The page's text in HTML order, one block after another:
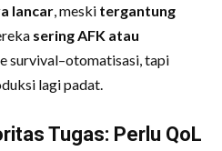
lancar, meski tergantung
sering AFK atau
survival–otomatisasi, tapi
lagi padat.
Tugas: Perlu QoL